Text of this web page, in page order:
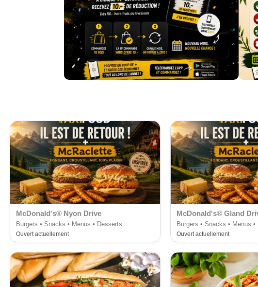
McDonald's® Nyon Drive
Burgers • Snacks • Menus • Desserts
Ouvert actuellement
McDonald's® Gland
Burgers • Snacks • Menus •
Ouvert actuellement